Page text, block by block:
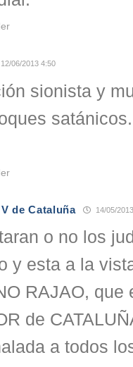
12/06/2013 4:50
sionista y
de Cataluña 14/05/
o no los
y esta a la
RAJAO, que
de
a todos